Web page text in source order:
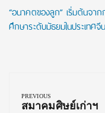
“อนาคตของลูก” เริ่มต้นจาก
ศึกษาระดับมัธยมในประเทศจีน
navigation
PREVIOUS
Previous
สมาคมศิษย์เก่าฯ